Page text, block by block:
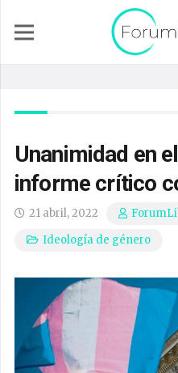
Unanimidad en
informe crítico
21 abril, 2022
Ideología de género